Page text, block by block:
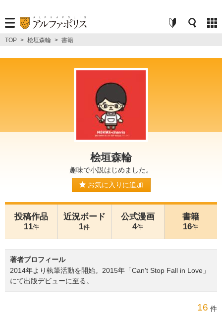
TOP > 桧垣森輪 > 書籍
桧垣森輪
趣味で小説はじめました。
お気に入りに追加
投稿作品
11件
近況ボード
1件
公式漫画
4件
書籍
16件
著者プロフィール
2014年より執筆活動を開始。2015年「Can't Stop Fall in Love」
にて出版デビューに至る。
16 件